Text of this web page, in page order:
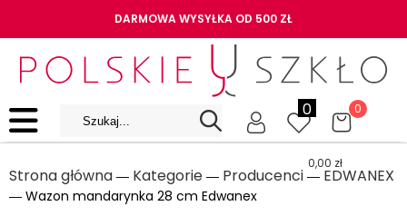
DARMOWA WYSYŁKA OD 500 ZŁ
0 0
0,00 zł
Strona główna ― Kategorie ― Producenci ― EDWANEX
― Wazon mandarynka 28 cm Edwanex